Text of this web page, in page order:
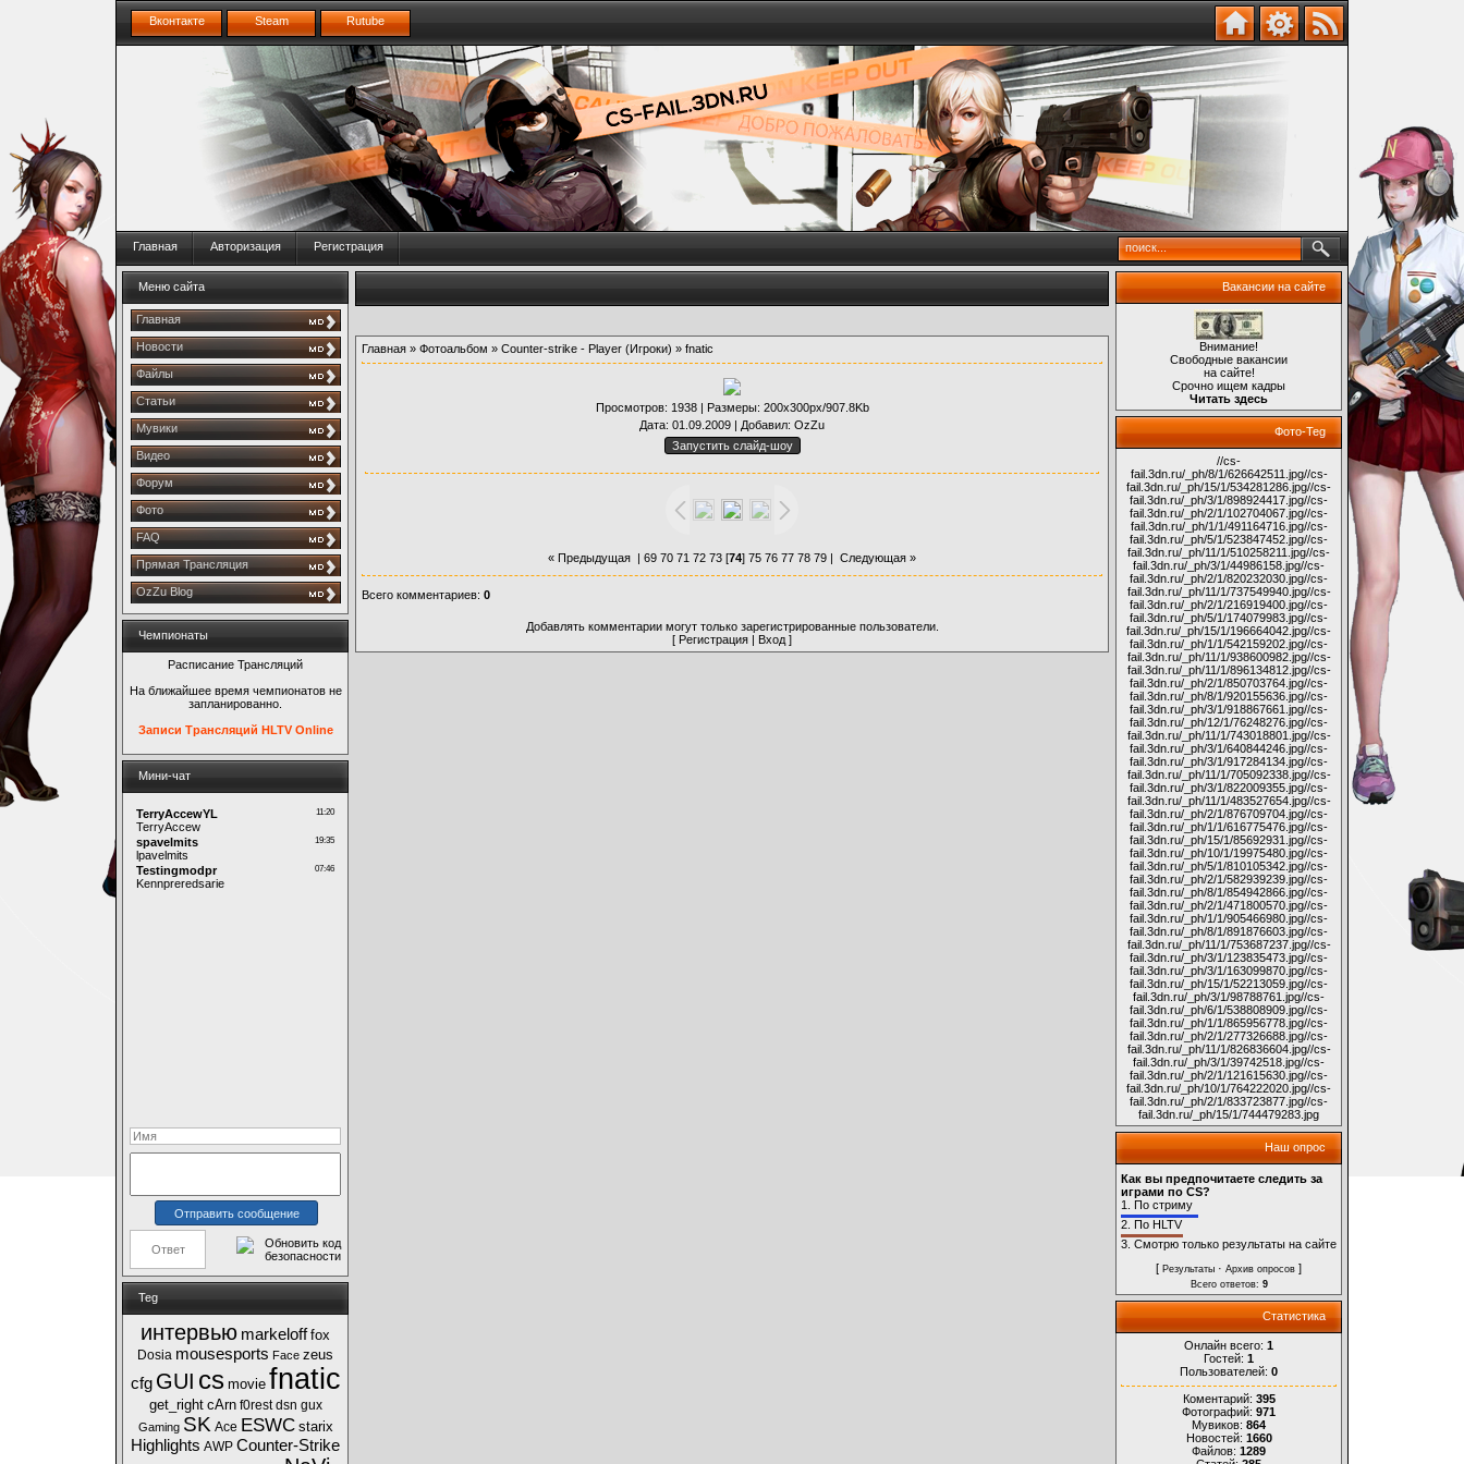
Вконтакте Steam Rutube
Главная Авторизация Регистрация
Меню сайта
Главная
Новости
Файлы
Статьи
Мувики
Видео
Форум
Фото
FAQ
Прямая Трансляция
OzZu Blog
Чемпионаты
Расписание Трансляций
На ближайшее время чемпионатов не
запланированно.
Записи Трансляций HLTV Online
Мини-чат
Teg
интервью markeloff fox
Dosia mousesports Face zeus
cfg GUI cs movie fnatic
get_right cArn f0rest dsn gux
Gaming SK Ace ESWC starix
Highlights AWP Counter-Strike
Главная » Фотоальбом » Counter-strike - Player (Игроки) » fnatic
Просмотров: 1938 | Размеры: 200x300px/907.8Kb
Дата: 01.09.2009 | Добавил: OzZu
« Предыдущая | 69 70 71 72 73 [74] 75 76 77 78 79 | Следующая »
Всего комментариев: 0
Добавлять комментарии могут только зарегистрированные пользователи.
[ Регистрация | Вход ]
Вакансии на сайте
Внимание!
Свободные вакансии
на сайте!
Срочно ищем кадры
Читать здесь
Фото-Teg
//cs-
fail.3dn.ru/_ph/8/1/626642511.jpg//cs-
fail.3dn.ru/_ph/15/1/534281286.jpg//cs-
fail.3dn.ru/_ph/3/1/898924417.jpg//cs-
fail.3dn.ru/_ph/2/1/102704067.jpg//cs-
fail.3dn.ru/_ph/1/1/491164716.jpg//cs-
fail.3dn.ru/_ph/5/1/523847452.jpg//cs-
fail.3dn.ru/_ph/11/1/510258211.jpg//cs-
fail.3dn.ru/_ph/3/1/44986158.jpg//cs-
fail.3dn.ru/_ph/2/1/820232030.jpg//cs-
fail.3dn.ru/_ph/11/1/737549940.jpg//cs-
fail.3dn.ru/_ph/2/1/216919400.jpg//cs-
fail.3dn.ru/_ph/5/1/174079983.jpg//cs-
fail.3dn.ru/_ph/15/1/196664042.jpg//cs-
fail.3dn.ru/_ph/1/1/542159202.jpg//cs-
fail.3dn.ru/_ph/11/1/938600982.jpg//cs-
fail.3dn.ru/_ph/11/1/896134812.jpg//cs-
fail.3dn.ru/_ph/2/1/850703764.jpg//cs-
fail.3dn.ru/_ph/8/1/920155636.jpg//cs-
fail.3dn.ru/_ph/3/1/918867661.jpg//cs-
fail.3dn.ru/_ph/12/1/76248276.jpg//cs-
fail.3dn.ru/_ph/11/1/743018801.jpg//cs-
fail.3dn.ru/_ph/3/1/640844246.jpg//cs-
fail.3dn.ru/_ph/3/1/917284134.jpg//cs-
fail.3dn.ru/_ph/11/1/705092338.jpg//cs-
fail.3dn.ru/_ph/3/1/822009355.jpg//cs-
fail.3dn.ru/_ph/11/1/483527654.jpg//cs-
fail.3dn.ru/_ph/2/1/876709704.jpg//cs-
fail.3dn.ru/_ph/1/1/616775476.jpg//cs-
fail.3dn.ru/_ph/15/1/85692931.jpg//cs-
fail.3dn.ru/_ph/10/1/19975480.jpg//cs-
fail.3dn.ru/_ph/5/1/810105342.jpg//cs-
fail.3dn.ru/_ph/2/1/582939239.jpg//cs-
fail.3dn.ru/_ph/8/1/854942866.jpg//cs-
fail.3dn.ru/_ph/2/1/471800570.jpg//cs-
fail.3dn.ru/_ph/1/1/905466980.jpg//cs-
fail.3dn.ru/_ph/8/1/891876603.jpg//cs-
fail.3dn.ru/_ph/11/1/753687237.jpg//cs-
fail.3dn.ru/_ph/3/1/123835473.jpg//cs-
fail.3dn.ru/_ph/3/1/163099870.jpg//cs-
fail.3dn.ru/_ph/15/1/52213059.jpg//cs-
fail.3dn.ru/_ph/3/1/98788761.jpg//cs-
fail.3dn.ru/_ph/6/1/538808909.jpg//cs-
fail.3dn.ru/_ph/1/1/865956778.jpg//cs-
fail.3dn.ru/_ph/2/1/277326688.jpg//cs-
fail.3dn.ru/_ph/11/1/826836604.jpg//cs-
fail.3dn.ru/_ph/3/1/39742518.jpg//cs-
fail.3dn.ru/_ph/2/1/121615630.jpg//cs-
fail.3dn.ru/_ph/10/1/764222020.jpg//cs-
fail.3dn.ru/_ph/2/1/833723877.jpg//cs-
fail.3dn.ru/_ph/15/1/744479283.jpg
Наш опрос
Как вы предпочитаете следить за
играми по CS?
1. По стриму
2. По HLTV
3. Смотрю только результаты на сайте
[ Результаты · Архив опросов ]
Всего ответов: 9
Статистика
Онлайн всего: 1
Гостей: 1
Пользователей: 0
Коментарий: 395
Фотографий: 971
Мувиков: 864
Новостей: 1660
Файлов: 1289